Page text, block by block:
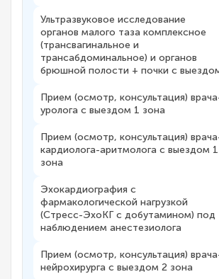
Ультразвуковое исследование
органов малого таза комплексное
(трансвагинальное и
трансабдоминальное) и органов
брюшной полости + почки с
Прием (осмотр, консультация)
уролога с выездом 1 зона
Прием (осмотр, консультация)
кардиолога-аритмолога с выездом 1
зона
Эхокардиография с
фармакологической нагрузкой
(Стресс-ЭхоКГ с добутамином) под
наблюдением анестезиолога
Прием (осмотр, консультация)
нейрохирурга с выездом 2 зона